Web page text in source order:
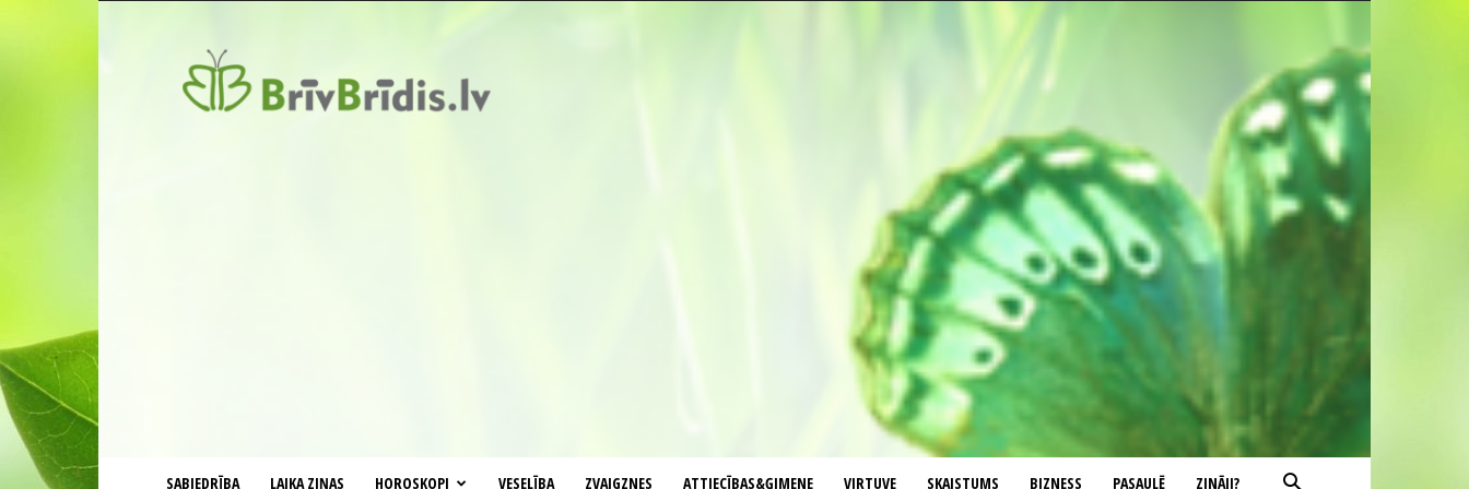
SABIEDRĪBA LAIKA ZIŅAS HOROSKOPI VESELĪBA ZVAIGZNES ATTIECĪBAS&ĢIMENE VIRTUVE SKAISTUMS BIZNESS PASAULĒ ZINĀJI?